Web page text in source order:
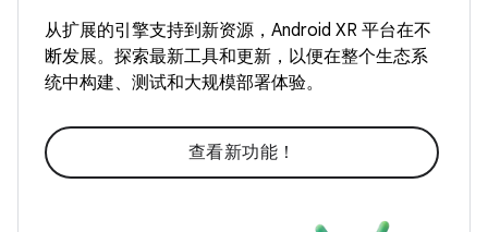
从扩展的引擎支持到新资源，Android XR 平台在不
断发展。探索最新工具和更新，以便在整个生态系
统中构建、测试和大规模部署体验。
查看新功能！